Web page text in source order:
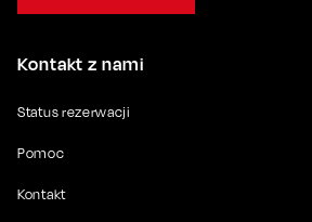
Kontakt z nami
Status rezerwacji
Pomoc
Kontakt